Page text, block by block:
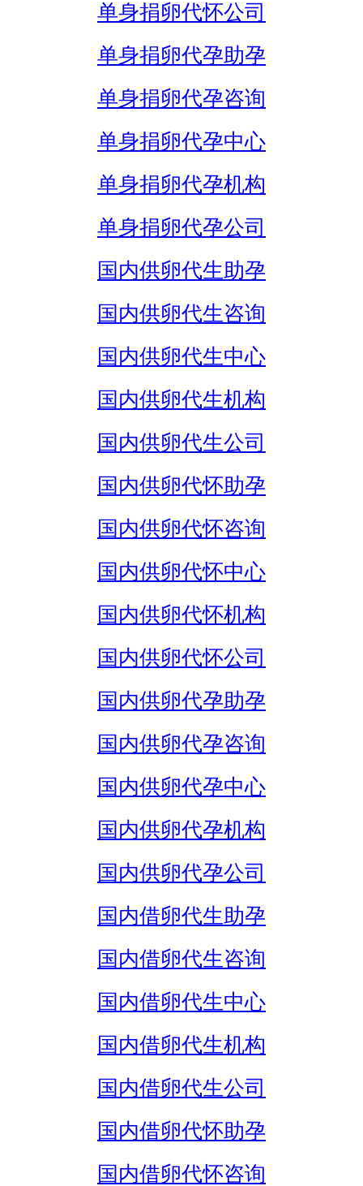
单身捐卵代怀公司
单身捐卵代孕助孕
单身捐卵代孕咨询
单身捐卵代孕中心
单身捐卵代孕机构
单身捐卵代孕公司
国内供卵代生助孕
国内供卵代生咨询
国内供卵代生中心
国内供卵代生机构
国内供卵代生公司
国内供卵代怀助孕
国内供卵代怀咨询
国内供卵代怀中心
国内供卵代怀机构
国内供卵代怀公司
国内供卵代孕助孕
国内供卵代孕咨询
国内供卵代孕中心
国内供卵代孕机构
国内供卵代孕公司
国内借卵代生助孕
国内借卵代生咨询
国内借卵代生中心
国内借卵代生机构
国内借卵代生公司
国内借卵代怀助孕
国内借卵代怀咨询